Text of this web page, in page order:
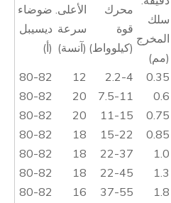
سلك
المخرج
(مم)
محرك
قوة
(كيلوواط)
الأعلى.
سرعة
(آنسة)
ضوضاء
ديسيبل
(أ)
0.35
2.2-4
12
80-82
0.6
7.5-11
20
80-82
0.75
11-15
20
80-82
0.85
15-22
18
80-82
1.0
22-37
18
80-82
1.3
22-45
18
80-82
1.8
37-55
16
80-82